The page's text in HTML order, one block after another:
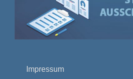
Impressum